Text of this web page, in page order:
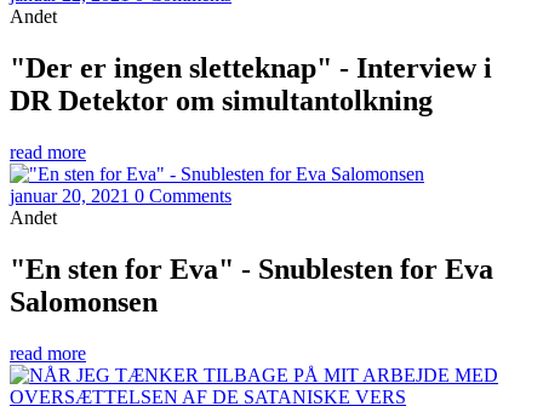
Andet
"Der er ingen sletteknap" - Interview i
DR Detektor om simultantolkning
read more
januar 20, 2021 0 Comments
Andet
"En sten for Eva" - Snublesten for Eva
Salomonsen
read more